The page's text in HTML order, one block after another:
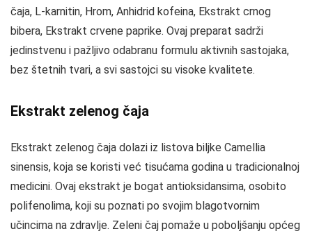
čaja, L-karnitin, Hrom, Anhidrid kofeina, Ekstrakt crnog
bibera, Ekstrakt crvene paprike. Ovaj preparat sadrži
jedinstvenu i pažljivo odabranu formulu aktivnih sastojaka,
bez štetnih tvari, a svi sastojci su visoke kvalitete.
Ekstrakt zelenog čaja
Ekstrakt zelenog čaja dolazi iz listova biljke Camellia
sinensis, koja se koristi već tisućama godina u tradicionalnoj
medicini. Ovaj ekstrakt je bogat antioksidansima, osobito
polifenolima, koji su poznati po svojim blagotvornim
učincima na zdravlje. Zeleni čaj pomaže u poboljšanju općeg